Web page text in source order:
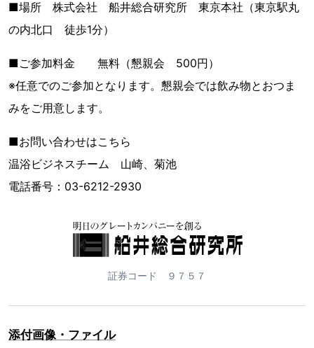
■場所 株式会社 船井総合研究所 東京本社（東京駅丸
の内北口 徒歩1分）
■ご参加料金 無料（懇親会 500円）
※任意でのご参加となります。懇親会では飲み物とおつま
みをご用意します。
■お問い合わせはこちら
温浴ビジネスチーム 山崎、菊池
電話番号：03-6212-2930
証券コード ９７５７
添付画像・ファイル